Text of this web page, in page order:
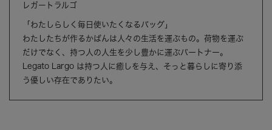
レガートラルゴ
「わたしらしく毎日使いたくなるバッグ」
わたしたちが作るかばんは人々の生活を運ぶもの。荷物を運ぶ
だけでなく、持つ人の人生を少し豊かに運ぶパートナー。
Legato Largo は持つ人に癒しを与え、そっと暮らしに寄り添
う優しい存在でありたい。